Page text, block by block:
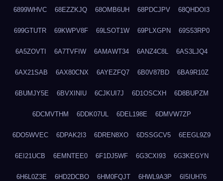
6899WHVC 68EZZKJQ 68OMB6UH 68PDCJPV 68QHDOI3
699GTUTR 69KWPV8F 69LSOT1W 69PLXGPN 69S53RP0
6A5ZOVTI 6A7TVFIW 6AMAWT34 6ANZ4C8L 6AS3LJQ4
6AX21SAB 6AX80CNX 6AYEZFQ7 6B0V87BD 6BA9R10Z
6BUMJY5E 6BVXINIU 6CJKUI7J 6D1OSCXH 6D8BUPZM
6DCMVTHM 6DDK07UL 6DEL198E 6DMVW7ZP
6DO5WVEC 6DPAK2I3 6DREN8XO 6DSSGCV5 6EEGL9Z9
6EI21UCB 6EMNTEE0 6F1DJ5WF 6G3CXI93 6G3KEGYN
6H6L0Z3E 6HD2DCBO 6HM0FQJT 6HWL9A3P 6I5IUH76